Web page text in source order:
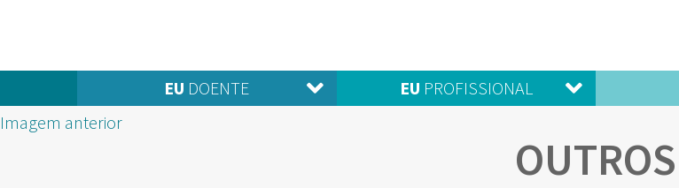
EU DOENTE EU PROFISSIONAL
Imagem anterior
OUTROS